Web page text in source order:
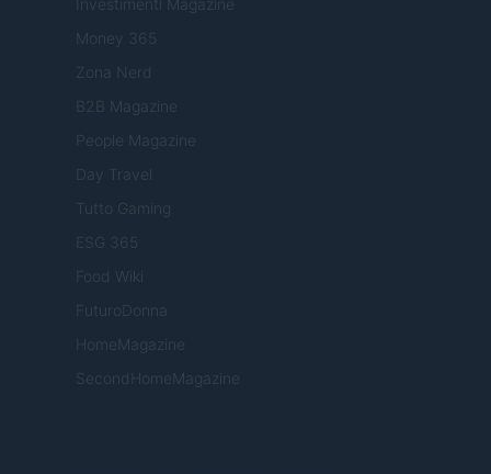
Investimenti Magazine
Money 365
Zona Nerd
B2B Magazine
People Magazine
Day Travel
Tutto Gaming
ESG 365
Food Wiki
FuturoDonna
HomeMagazine
SecondHomeMagazine